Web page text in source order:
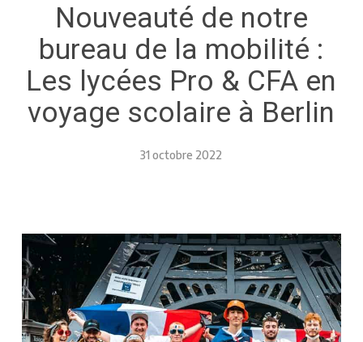
Nouveauté de notre
bureau de la mobilité :
Les lycées Pro & CFA en
voyage scolaire à Berlin
31 octobre 2022